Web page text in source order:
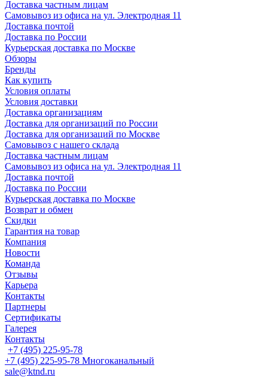
Доставка частным лицам
Самовывоз из офиса на ул. Электродная 11
Доставка почтой
Доставка по России
Курьерская доставка по Москве
Обзоры
Бренды
Как купить
Условия оплаты
Условия доставки
Доставка организациям
Доставка для организаций по России
Доставка для организаций по Москве
Самовывоз с нашего склада
Доставка частным лицам
Самовывоз из офиса на ул. Электродная 11
Доставка почтой
Доставка по России
Курьерская доставка по Москве
Возврат и обмен
Скидки
Гарантия на товар
Компания
Новости
Команда
Отзывы
Карьера
Контакты
Партнеры
Сертификаты
Галерея
Контакты
+7 (495) 225-95-78
+7 (495) 225-95-78 Многоканальный
sale@ktnd.ru